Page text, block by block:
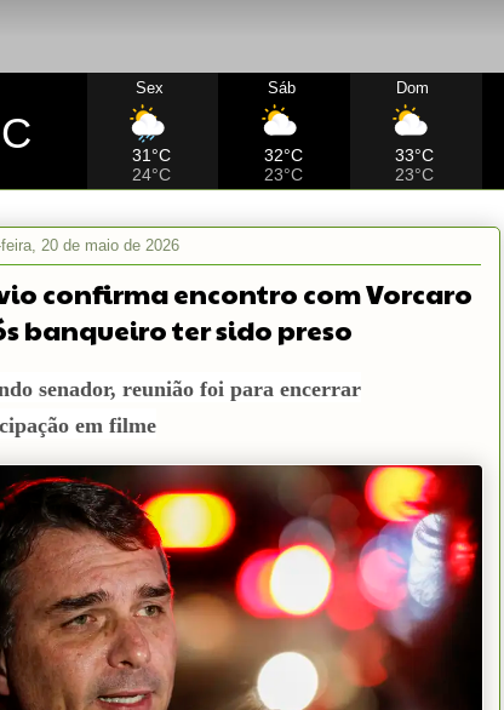
Sex
31°C
24°C
Sáb
32°C
23°C
Dom
33°C
23°C
20 de maio de 2026
confirma encontro com Vorcaro
banqueiro ter sido preso
senador, reunião foi para encerrar
em filme